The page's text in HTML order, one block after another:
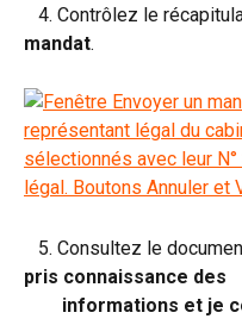
4. Contrôlez le
mandat.
5. Consultez le
pris connaissance des